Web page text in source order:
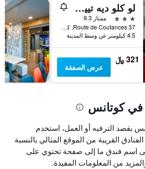
لو كلو ديه تييول - دي داي هوم
3 نجوم
ممتاز 9.3
37 Route de Coutances, كوتانس, نورماندي, فرنسا
4.5 كيلومتر عن وسط المدينة
321 ﷼
عرض الصفقة
في كوتانس
بقصد الترفيه أو العمل، استخدم
القريبة من الموقع المثالي بالنسبة
اسم فندق ما إلى صفحة تحتوي على
من المعلومات المفيدة.